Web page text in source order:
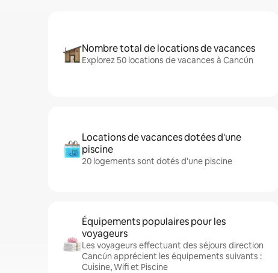
Nombre total de locations de vacances
Explorez 50 locations de vacances à Cancún
Locations de vacances dotées d'une
piscine
20 logements sont dotés d'une piscine
Équipements populaires pour les
voyageurs
Les voyageurs effectuant des séjours direction
Cancún apprécient les équipements suivants :
Cuisine, Wifi et Piscine